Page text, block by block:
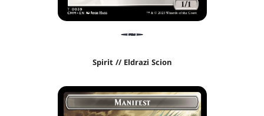
Spirit // Eldrazi Scion